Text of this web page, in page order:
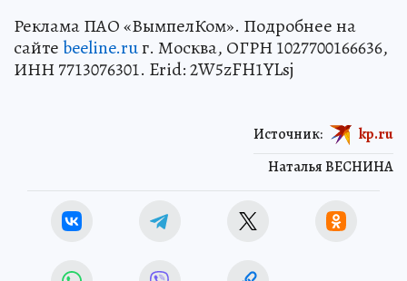
Реклама ПАО «ВымпелКом». Подробнее на
сайтеbeeline.ruг. Москва, ОГРН 1027700166636,
ИНН 7713076301. Erid: 2W5zFH1YLsj
Наталья ВЕСНИНА
Источник: kp.ru